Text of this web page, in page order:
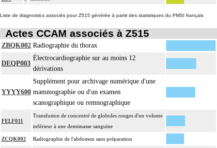
Liste de diagnostics associés pour Z515 générée à partir des statistiques du PMSI français
Actes CCAM associés à Z515
ZBQK002 Radiographie du thorax
DEQP003
Électrocardiographie sur au moins 12
dérivations
YYYY600
Supplément pour archivage numérique d'une
mammographie ou d'un examen
scanographique ou remnographique
FELF011
Transfusion de concentré de globules rouges d'un volume
inférieur à une demimasse sanguine
ZCQK002 Radiographie de l'abdomen sans préparation